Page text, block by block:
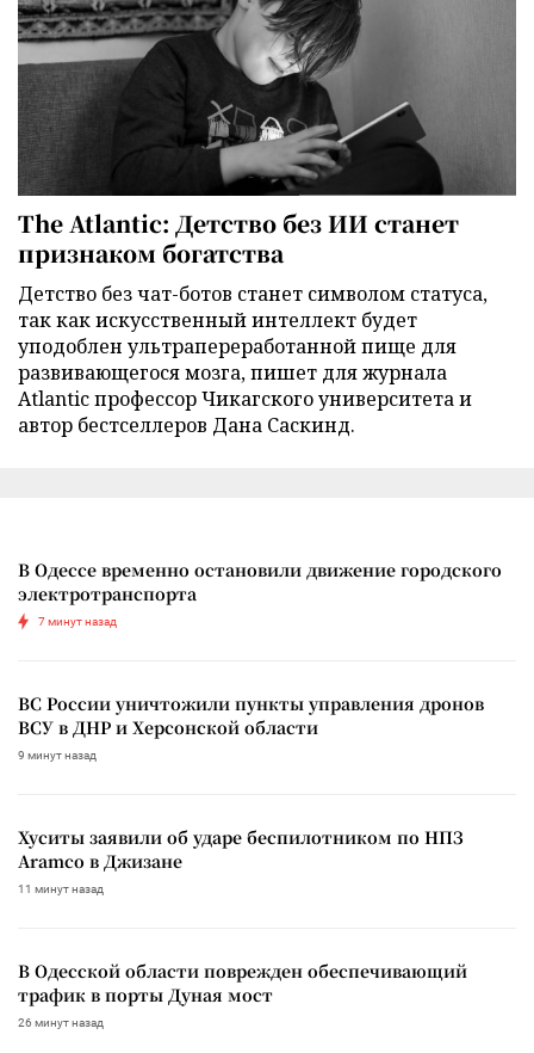
The Atlantic: Детство без ИИ станет
признаком богатства
Детство без чат-ботов станет символом статуса,
так как искусственный интеллект будет
уподоблен ультрапереработанной пище для
развивающегося мозга, пишет для журнала
Atlantic профессор Чикагского университета и
автор бестселлеров Дана Саскинд.
В Одессе временно остановили движение городского
электротранспорта
7 минут назад
ВС России уничтожили пункты управления дронов
ВСУ в ДНР и Херсонской области
9 минут назад
Хуситы заявили об ударе беспилотником по НПЗ
Aramco в Джизане
11 минут назад
В Одесской области поврежден обеспечивающий
трафик в порты Дуная мост
26 минут назад